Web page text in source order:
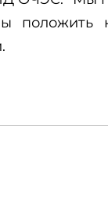
положить